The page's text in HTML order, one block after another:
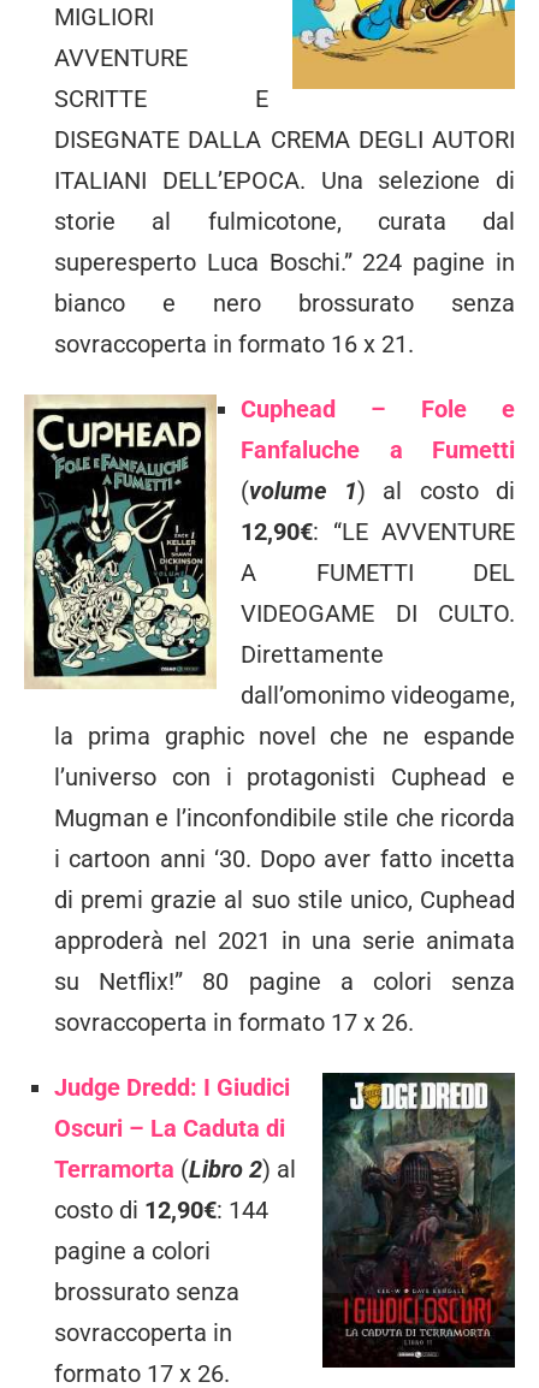
MIGLIORI
AVVENTURE
SCRITTE E
DISEGNATE DALLA CREMA DEGLI AUTORI
ITALIANI DELL’EPOCA. Una selezione di
storie al fulmicotone, curata dal
superesperto Luca Boschi.” 224 pagine in
bianco e nero brossurato senza
sovraccoperta in formato 16 x 21.
Cuphead – Fole e
Fanfaluche a Fumetti
(volume 1) al costo di
12,90€: “LE AVVENTURE
A FUMETTI DEL
VIDEOGAME DI CULTO.
Direttamente
dall’omonimo videogame,
la prima graphic novel che ne espande
l’universo con i protagonisti Cuphead e
Mugman e l’inconfondibile stile che ricorda
i cartoon anni ‘30. Dopo aver fatto incetta
di premi grazie al suo stile unico, Cuphead
approderà nel 2021 in una serie animata
su Netflix!” 80 pagine a colori senza
sovraccoperta in formato 17 x 26.
Judge Dredd: I Giudici
Oscuri – La Caduta di
Terramorta (Libro 2) al
costo di 12,90€: 144
pagine a colori
brossurato senza
sovraccoperta in
formato 17 x 26.